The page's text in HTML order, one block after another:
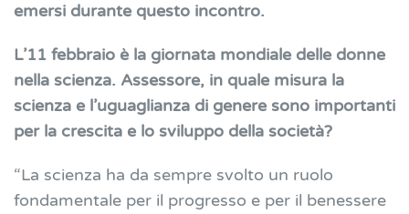
emersi durante questo incontro.
L’11 febbraio è la giornata mondiale delle donne
nella scienza. Assessore, in quale misura la
scienza e l’uguaglianza di genere sono importanti
per la crescita e lo sviluppo della società?
“La scienza ha da sempre svolto un ruolo
fondamentale per il progresso e per il benessere